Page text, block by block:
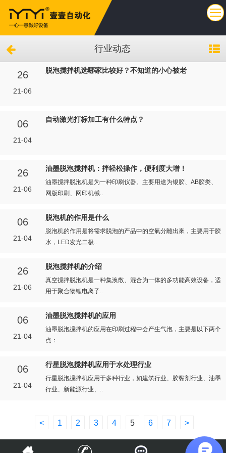
行业动态
26
21-06
脱泡搅拌机选哪家比较好？不知道的小心被老
06
21-04
自动激光打标加工有什么特点？
26
21-06
油墨脱泡搅拌机：拌轻松操作，便利度大增！
油墨搅拌脱泡机是为一种印刷仪器。主要用途为银胶、AB胶类、
网版印刷、网印机械..
06
21-04
脱泡机的作用是什么
脱泡机的作用是将需求脱泡的产品中的空氣分離出來，主要用于胶
水，LED发光二极..
26
21-06
脱泡搅拌机的介绍
真空搅拌脱泡机是一种集涣散、混合为一体的多功能高效设备，适
用于聚合物锂电离子..
06
21-04
油墨脱泡搅拌机的应用
油墨脱泡搅拌机的应用 ​在印刷过程中会产生气泡，主要是以下两个
点：
06
21-04
行星脱泡搅拌机应用于水处理行业
行星脱泡搅拌机应用于多种行业，如建筑行业、胶黏剂行业、油墨
行业、新能源行业、..
< 1 2 3 4 5 6 7 >